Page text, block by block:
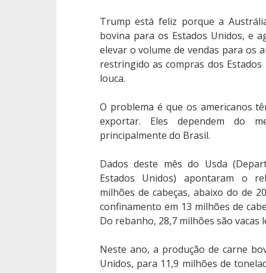
Trump está feliz porque a
bovina para os Estados Unidos, e
elevar o volume de vendas para os
restringido as compras dos Estados
louca.
O problema é que os americanos
exportar. Eles dependem do
principalmente do Brasil.
Dados deste mês do Usda
Estados Unidos) apontaram o
milhões de cabeças, abaixo do de
confinamento em 13 milhões de
Do rebanho, 28,7 milhões são vacas
Neste ano, a produção de carne
Unidos, para 11,9 milhões de